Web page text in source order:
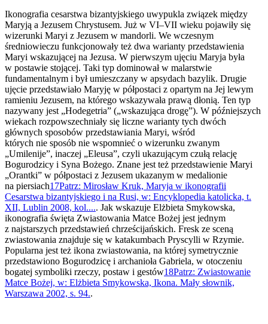
Ikonografia cesarstwa bizantyjskiego uwypukla związek między
Maryją a Jezusem Chrystusem. Już w VI–VII wieku pojawiły się
wizerunki Maryi z Jezusem w mandorli. We wczesnym
średniowieczu funkcjonowały też dwa warianty przedstawienia
Maryi wskazującej na Jezusa. W pierwszym ujęciu Maryja była
w postawie stojącej. Taki typ dominował w malarstwie
fundamentalnym i był umieszczany w apsydach bazylik. Drugie
ujęcie przedstawiało Maryję w półpostaci z opartym na Jej lewym
ramieniu Jezusem, na którego wskazywała prawą dłonią. Ten typ
nazywany jest „Hodegetria” („wskazująca drogę”). W późniejszych
wiekach rozpowszechniały się liczne warianty tych dwóch
głównych sposobów przedstawiania Maryi, wśród
których nie sposób nie wspomnieć o wizerunku zwanym
„Umilenije”, inaczej „Eleusa”, czyli ukazującym czułą relację
Bogurodzicy i Syna Bożego. Znane jest też przedstawienie Maryi
„Orantki” w półpostaci z Jezusem ukazanym w medalionie
na piersiach17Patrz: Mirosław Kruk, Maryja w ikonografii
Cesarstwa bizantyjskiego i na Rusi, w: Encyklopedia katolicka, t.
XII, Lublin 2008, kol..... Jak wskazuje Elżbieta Smykowska,
ikonografia święta Zwiastowania Matce Bożej jest jednym
z najstarszych przedstawień chrześcijańskich. Fresk ze sceną
zwiastowania znajduje się w katakumbach Pryscylli w Rzymie.
Popularna jest też ikona zwiastowania, na której symetrycznie
przedstawiono Bogurodzicę i archanioła Gabriela, w otoczeniu
bogatej symboliki rzeczy, postaw i gestów18Patrz: Zwiastowanie
Matce Bożej, w: Elżbieta Smykowska, Ikona. Mały słownik,
Warszawa 2002, s. 94..